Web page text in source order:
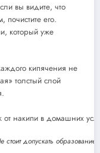
вы видите, что
его.
который уже
кипячения не
толстый слой
стоит допускать образование